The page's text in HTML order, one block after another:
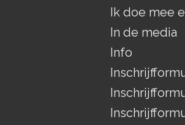
Ik doe mee
In de media
Info